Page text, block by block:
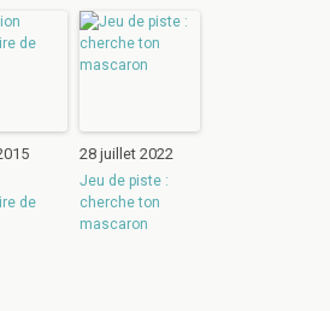
de
28 juillet 2022
Jeu de piste :
cherche ton
mascaron